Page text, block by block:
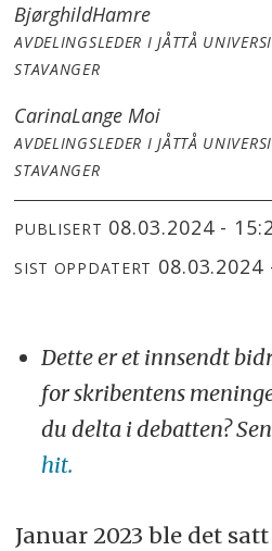
BjørghildHamre
AVDELINGSLEDER I JÅTTÅ
STAVANGER
CarinaLange Moi
AVDELINGSLEDER I JÅTTÅ
STAVANGER
PUBLISERT 08.03.2024 -
SIST OPPDATERT
Dette er et innsendt
for skribentens
du delta i debatten?
hit.
Januar 2023 ble det